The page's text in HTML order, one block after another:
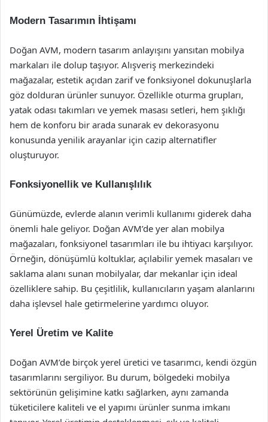
Modern Tasarımın İhtişamı
Doğan AVM, modern tasarım anlayışını yansıtan mobilya
markaları ile dolup taşıyor. Alışveriş merkezindeki
mağazalar, estetik açıdan zarif ve fonksiyonel dokunuşlarla
göz dolduran ürünler sunuyor. Özellikle oturma grupları,
yatak odası takımları ve yemek masası setleri, hem şıklığı
hem de konforu bir arada sunarak ev dekorasyonu
konusunda yenilik arayanlar için cazip alternatifler
oluşturuyor.
Fonksiyonellik ve Kullanışlılık
Günümüzde, evlerde alanın verimli kullanımı giderek daha
önemli hale geliyor. Doğan AVM’de yer alan mobilya
mağazaları, fonksiyonel tasarımları ile bu ihtiyacı karşılıyor.
Örneğin, dönüşümlü koltuklar, açılabilir yemek masaları ve
saklama alanı sunan mobilyalar, dar mekanlar için ideal
özelliklere sahip. Bu çeşitlilik, kullanıcıların yaşam alanlarını
daha işlevsel hale getirmelerine yardımcı oluyor.
Yerel Üretim ve Kalite
Doğan AVM’de birçok yerel üretici ve tasarımcı, kendi özgün
tasarımlarını sergiliyor. Bu durum, bölgedeki mobilya
sektörünün gelişimine katkı sağlarken, aynı zamanda
tüketicilere kaliteli ve el yapımı ürünler sunma imkanı